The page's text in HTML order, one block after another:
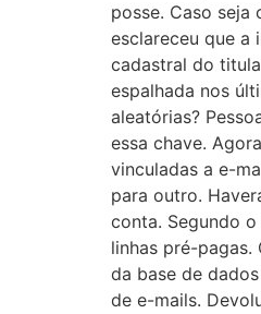
posse. Caso seja
esclareceu que a
cadastral do
espalhada nos
aleatórias?
essa chave.
vinculadas a e-
para outro.
conta. Segundo
linhas pré-
da base de
de e-mails.